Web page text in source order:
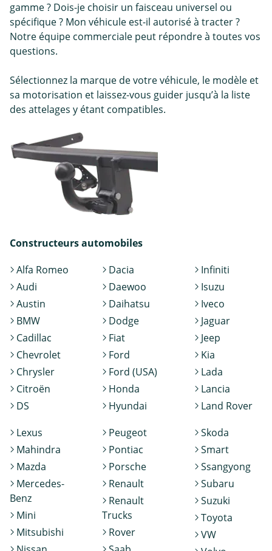
gamme ? Dois-je choisir un faisceau universel ou
spécifique ? Mon véhicule est-il autorisé à tracter ?
Notre équipe commerciale peut répondre à toutes vos
questions.
Sélectionnez la marque de votre véhicule, le modèle et
sa motorisation et laissez-vous guider jusqu’à la liste
des attelages y étant compatibles.
Constructeurs automobiles
Alfa Romeo
Audi
Austin
BMW
Cadillac
Chevrolet
Chrysler
Citroën
DS
Dacia
Daewoo
Daihatsu
Dodge
Fiat
Ford
Ford (USA)
Honda
Hyundai
Infiniti
Isuzu
Iveco
Jaguar
Jeep
Kia
Lada
Lancia
Land Rover
Lexus
Mahindra
Mazda
Mercedes-
Benz
Mini
Mitsubishi
Peugeot
Pontiac
Porsche
Renault
Renault
Trucks
Rover
Skoda
Smart
Ssangyong
Subaru
Suzuki
Toyota
VW